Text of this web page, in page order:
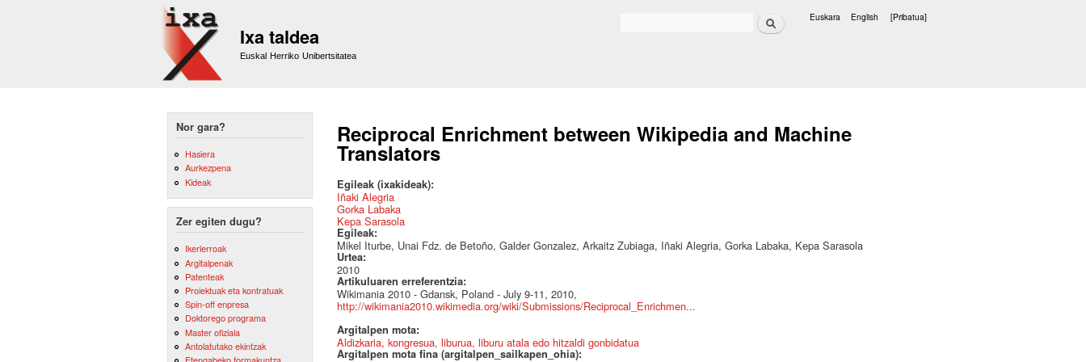
Ixa taldea
Euskal Herriko Unibertsitatea
Bilatu Euskara English [Pribatua]
Nor gara?
Hasiera
Aurkezpena
Kideak
Zer egiten dugu?
Ikerlerroak
Argitalpenak
Patenteak
Proiektuak eta kontratuak
Spin-off enpresa
Doktorego programa
Master ofiziala
Antolatutako ekintzak
Reciprocal Enrichment between Wikipedia and Machine
Translators
Egileak (ixakideak):
Iñaki Alegria
Gorka Labaka
Kepa Sarasola
Egileak:
Mikel Iturbe, Unai Fdz. de Betoño, Galder Gonzalez, Arkaitz Zubiaga, Iñaki Alegria, Gorka Labaka, Kepa Sarasola
Urtea:
2010
Artikuluaren erreferentzia:
Wikimania 2010 - Gdansk, Poland - July 9-11, 2010,
http://wikimania2010.wikimedia.org/wiki/Submissions/Reciprocal_Enrichmen...
Argitalpen mota:
Aldizkaria, kongresua, liburua, liburu atala edo hitzaldi gonbidatua
Argitalpen mota fina (argitalpen_sailkapen_ohia):